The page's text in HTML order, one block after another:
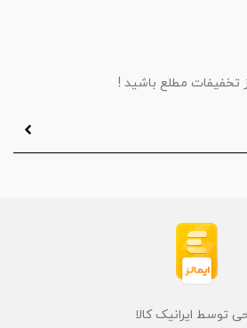
تخفیفات مطلع باشید !
توسط ایرانیک کالا